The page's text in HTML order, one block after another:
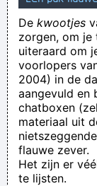
To the East,
West, to
to the
als de
De kwootjes
zorgen, om je
uiteraard om
voorlopers
2004) in de
aangevuld en
chatboxen
materiaal uit
flauwe zever.
Het zijn er
te lijsten.